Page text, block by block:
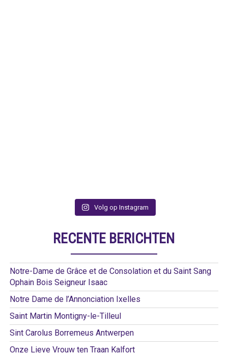
Volg op Instagram
RECENTE BERICHTEN
Notre-Dame de Grâce et de Consolation et du Saint Sang
Ophain Bois Seigneur Isaac
Notre Dame de l’Annonciation Ixelles
Saint Martin Montigny-le-Tilleul
Sint Carolus Borremeus Antwerpen
Onze Lieve Vrouw ten Traan Kalfort